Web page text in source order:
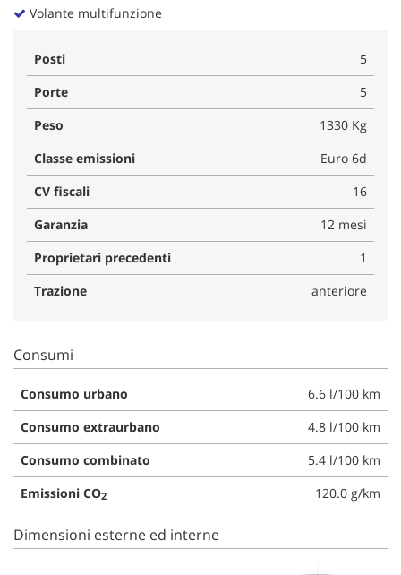
Volante multifunzione
Posti
5
Porte
5
Peso
1330 Kg
Classe emissioni
Euro 6d
CV fiscali
16
Garanzia
12 mesi
Proprietari precedenti
1
Trazione
anteriore
Consumi
Consumo urbano
6.6 l/100 km
Consumo extraurbano
4.8 l/100 km
Consumo combinato
5.4 l/100 km
Emissioni CO2 120.0 g/km
Dimensioni esterne ed interne